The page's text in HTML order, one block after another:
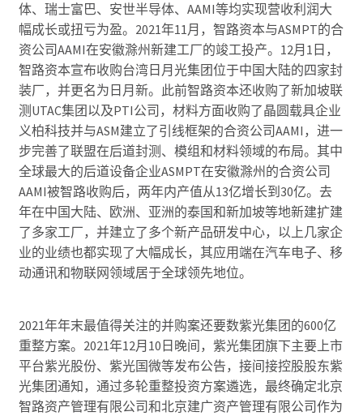
体、瑞士富巴、安世半导体、AAMI等均实现营收利润大
幅成长或扭亏为盈。2021年11月，智路资本与ASMPT的合
资公司AAMI在安徽滁州新建工厂的竣工投产。12月1日，
智路资本宣布收购台湾日月光集团位于中国大陆的四家封
装厂，并更名为日月新。此前智路资本还收购了新加坡联
测UTAC集团以及PTI公司，材料方面收购了晶圆载具企业
义柏科技并与ASM建立了引线框架的合资公司AAMI，进一
步完善了联盟在后道封测、模组和材料领域的布局。其中
全球最大的后道设备企业ASMPT在安徽滁州的合资公司
AAMI被智路收购后，两年内产值从13亿增长到30亿。去
年在中国大陆、欧洲、亚洲的泰国和新加坡等地新建扩建
了多家工厂，并建立了多个新产品研发中心，以上几家企
业的业绩也都实现了大幅成长，其应用端在汽车电子、移
动通讯和物联网领域居于全球领先地位。
2021年年末最值得关注的并购案还要数紫光集团的600亿
重整方案。2021年12月10日晚间，紫光集团旗下主要上市
平台紫光股份、紫光国微等发布公告，接间接控股股东紫
光集团通知，通过多轮重整投资方案遴选，最终确定北京
智路资产管理有限公司和北京建广资产管理有限公司作为